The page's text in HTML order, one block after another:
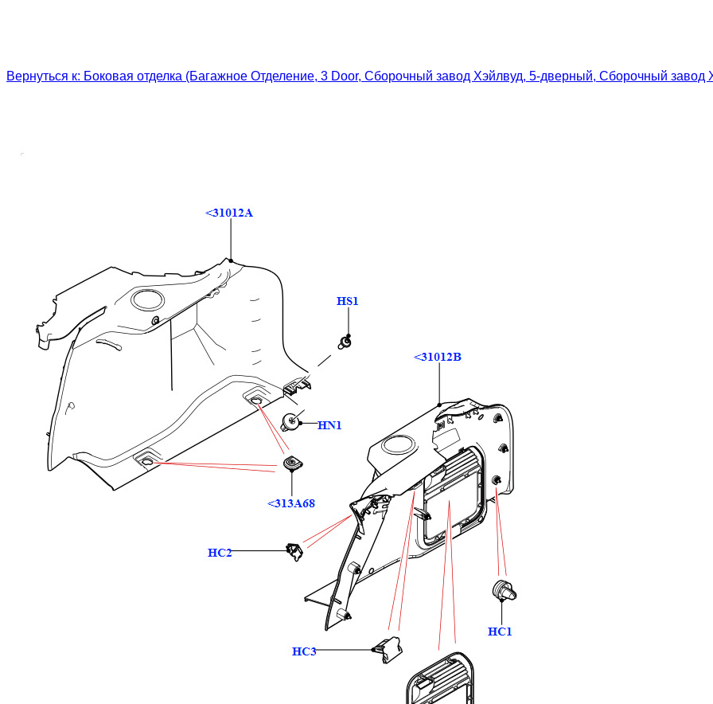
Вернуться к: Боковая отделка (Багажное Отделение, 3 Door, Сборочный завод Хэйлвуд, 5-дверный, Сборочный завод